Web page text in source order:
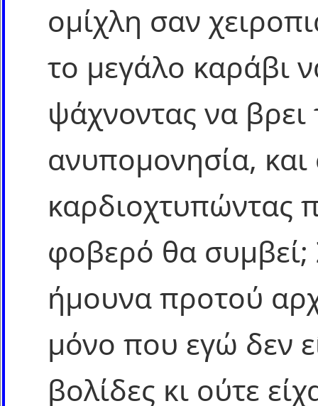
ομίχλη σαν
το μεγάλο καράβι
ψάχνοντας να βρει
ανυπομονησία, και
καρδιοχτυπώντας
φοβερό θα συμβεί;
ήμουνα προτού
μόνο που εγώ δεν
βολίδες κι ούτε